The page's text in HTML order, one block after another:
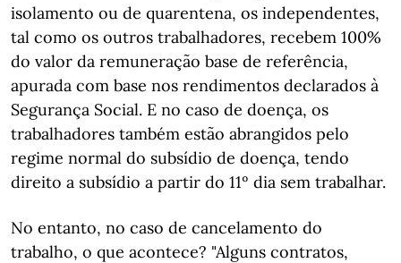
isolamento ou de quarentena, os independentes,
tal como os outros trabalhadores, recebem 100%
do valor da remuneração base de referência,
apurada com base nos rendimentos declarados à
Segurança Social. E no caso de doença, os
trabalhadores também estão abrangidos pelo
regime normal do subsídio de doença, tendo
direito a subsídio a partir do 11º dia sem trabalhar.
No entanto, no caso de cancelamento do
trabalho, o que acontece? "Alguns contratos,